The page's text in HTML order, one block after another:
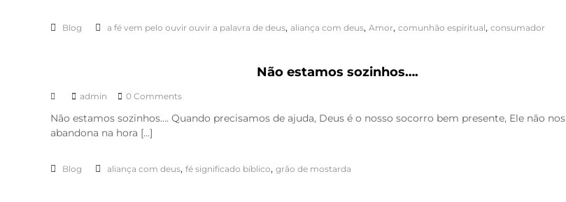
Blog a fé vem pelo ouvir ouvir a palavra de deus, aliança com deus, Amor, comunhão espiritual, consumador
Não estamos sozinhos….
admin 0 Comments
Não estamos sozinhos…. Quando precisamos de ajuda, Deus é o nosso socorro bem presente, Ele não nos
abandona na hora […]
Blog aliança com deus, fé significado bíblico, grão de mostarda